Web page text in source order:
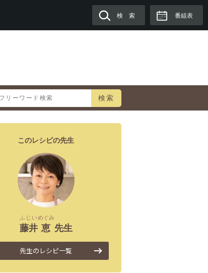
検 索 番組表
検索
このレシピの先生
藤井
ふじい
恵
めぐみ
先生
先生のレシピ一覧